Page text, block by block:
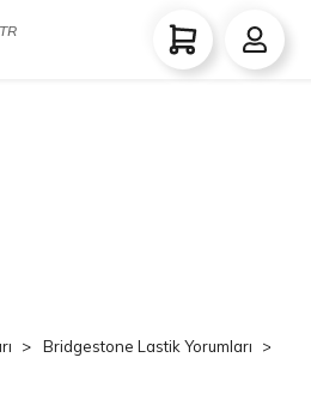
TR
Bridgestone Lastik Yorumları